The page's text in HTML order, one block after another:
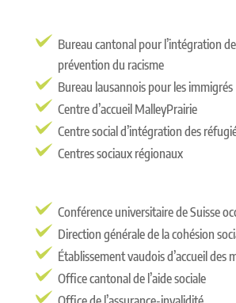
Bureau cantonal pour l’intégration
prévention du racisme
Bureau lausannois pour les immigrés
Centre d’accueil MalleyPrairie
Centre social d’intégration des
Centres sociaux régionaux
Conférence universitaire de Suisse
Direction générale de la cohésion
Établissement vaudois d’accueil des
Office cantonal de l’aide sociale